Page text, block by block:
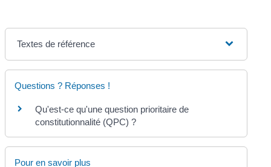
Textes de référence
Questions ? Réponses !
Qu'est-ce qu'une question prioritaire de
constitutionnalité (QPC) ?
Pour en savoir plus